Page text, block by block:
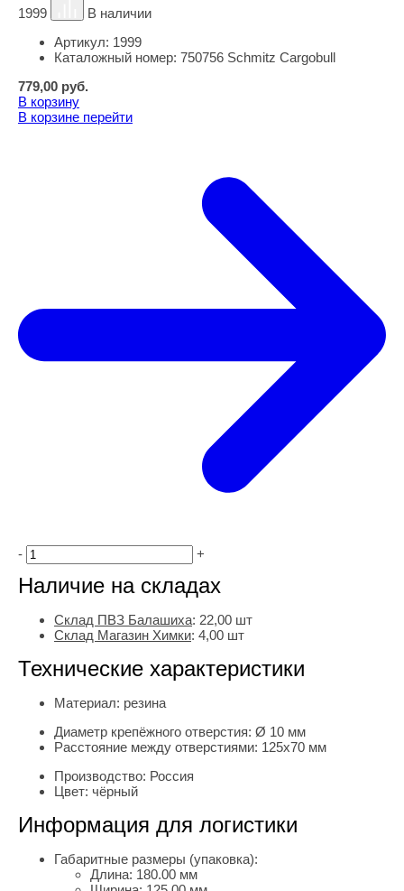
1999
В наличии
Артикул: 1999
Каталожный номер: 750756 Schmitz Cargobull
779,00 руб.
В корзину
В корзине перейти
- +
Наличие на складах
Склад ПВЗ Балашиха: 22,00 шт
Склад Магазин Химки: 4,00 шт
Технические характеристики
Материал: резина
Диаметр крепёжного отверстия: Ø 10 мм
Расстояние между отверстиями: 125х70 мм
Производство: Россия
Цвет: чёрный
Информация для логистики
Габаритные размеры (упаковка):
Длина: 180.00 мм